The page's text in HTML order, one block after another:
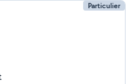
Particulier